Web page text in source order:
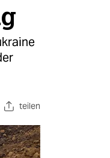
teilen